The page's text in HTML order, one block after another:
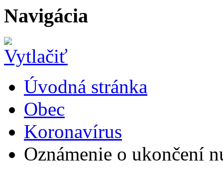
Navigácia
Úvodná stránka
Obec
Koronavírus
Oznámenie o ukončení